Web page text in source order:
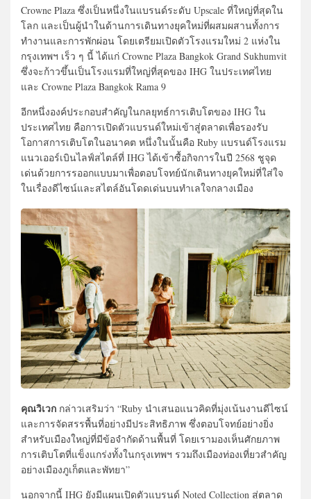
Crowne Plaza ซึ่งเป็นหนึ่งในแบรนด์ระดับ Upscale ที่ใหญ่ที่สุดใน
โลก และเป็นผู้นำในด้านการเดินทางยุคใหม่ที่ผสมผสานทั้งการ
ทำงานและการพักผ่อน โดยเตรียมเปิดตัวโรงแรมใหม่ 2 แห่งใน
กรุงเทพฯ เร็ว ๆ นี้ ได้แก่ Crowne Plaza Bangkok Grand Sukhumvit
ซึ่งจะก้าวขึ้นเป็นโรงแรมที่ใหญ่ที่สุดของ IHG ในประเทศไทย
และ Crowne Plaza Bangkok Rama 9
อีกหนึ่งองค์ประกอบสำคัญในกลยุทธ์การเติบโตของ IHG ใน
ประเทศไทย คือการเปิดตัวแบรนด์ใหม่เข้าสู่ตลาดเพื่อรองรับ
โอกาสการเติบโตในอนาคต หนึ่งในนั้นคือ Ruby แบรนด์โรงแรม
แนวเออร์เบินไลฟ์สไตล์ที่ IHG ได้เข้าซื้อกิจการในปี 2568 ชูจุด
เด่นด้วยการรออกแบบมาเพื่อตอบโจทย์นักเดินทางยุคใหม่ที่ใส่ใจ
ในเรื่องดีไซน์และสไตล์อันโดดเด่นบนทำเลใจกลางเมือง
คุณวิเวก กล่าวเสริมว่า “Ruby นำเสนอแนวคิดที่มุ่งเน้นงานดีไซน์
และการจัดสรรพื้นที่อย่างมีประสิทธิภาพ ซึ่งตอบโจทย์อย่างยิ่ง
สำหรับเมืองใหญ่ที่มีข้อจำกัดด้านพื้นที่ โดยเรามองเห็นศักยภาพ
การเติบโตที่แข็งแกร่งทั้งในกรุงเทพฯ รวมถึงเมืองท่องเที่ยวสำคัญ
อย่างเมืองภูเก็ตและพัทยา”
นอกจากนี้ IHG ยังมีแผนเปิดตัวแบรนด์ Noted Collection สู่ตลาด